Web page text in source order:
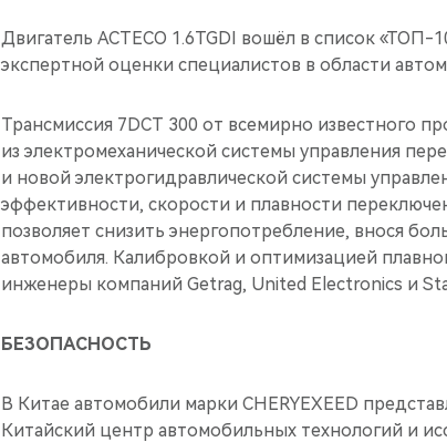
Двигатель ACTECO 1.6TGDI вошёл в список
экспертной оценки специалистов в области
Трансмиссия 7DCT 300 от всемирно известного
из электромеханической системы управления
и новой электрогидравлической системы
эффективности, скорости и плавности
позволяет снизить энергопотребление, внося
автомобиля. Калибровкой и оптимизацией
инженеры компаний Getrag, United Electronics и
БЕЗОПАСНОСТЬ
В Китае автомобили марки CHERYEXEED
Китайский центр автомобильных технологий и